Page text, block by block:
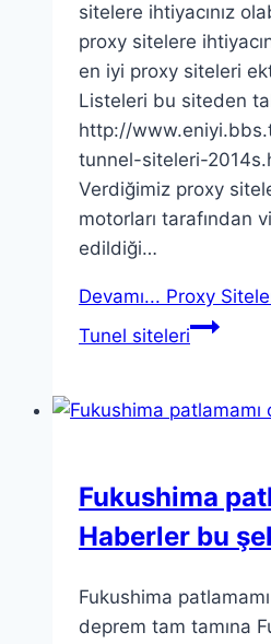
sitelere ihtiyacınız
proxy sitelere
en iyi proxy siteleri
Listeleri bu siteden
http://
tunnel-siteleri-
Verdiğimiz proxy
motorları tarafından
edildiği…
Devamı... Proxy
Tunel siteleri
Fukushima
Haberler bu
Fukushima
deprem tam tamına